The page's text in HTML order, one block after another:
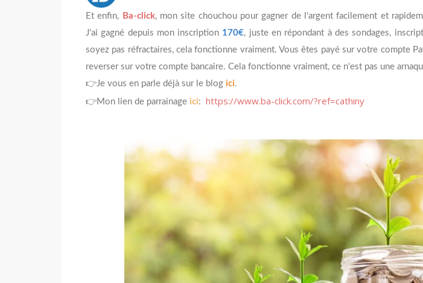
Et enfin, Ba-click, mon site chouchou pour gagner de l'argent facilement et
J'ai gagné depuis mon inscription 170€, juste en répondant à des sondages,
soyez pas réfractaires, cela fonctionne vraiment. Vous êtes payé sur votre compte
reverser sur votre compte bancaire. Cela fonctionne vraiment, ce n'est pas une
👉Je vous en parle déjà sur le blog ici.
👉Mon lien de parrainage ici: https://www.ba-click.com/?ref=cathiny